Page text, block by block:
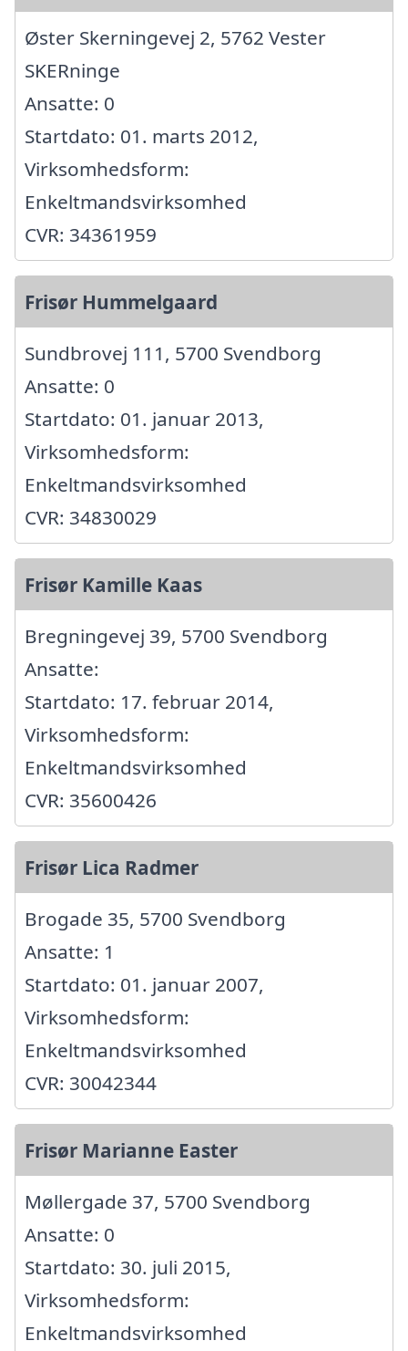
Øster Skerningevej 2, 5762 Vester
SKERninge
Ansatte: 0
Startdato: 01. marts 2012,
Virksomhedsform:
Enkeltmandsvirksomhed
CVR: 34361959
Frisør Hummelgaard
Sundbrovej 111, 5700 Svendborg
Ansatte: 0
Startdato: 01. januar 2013,
Virksomhedsform:
Enkeltmandsvirksomhed
CVR: 34830029
Frisør Kamille Kaas
Bregningevej 39, 5700 Svendborg
Ansatte:
Startdato: 17. februar 2014,
Virksomhedsform:
Enkeltmandsvirksomhed
CVR: 35600426
Frisør Lica Radmer
Brogade 35, 5700 Svendborg
Ansatte: 1
Startdato: 01. januar 2007,
Virksomhedsform:
Enkeltmandsvirksomhed
CVR: 30042344
Frisør Marianne Easter
Møllergade 37, 5700 Svendborg
Ansatte: 0
Startdato: 30. juli 2015,
Virksomhedsform:
Enkeltmandsvirksomhed